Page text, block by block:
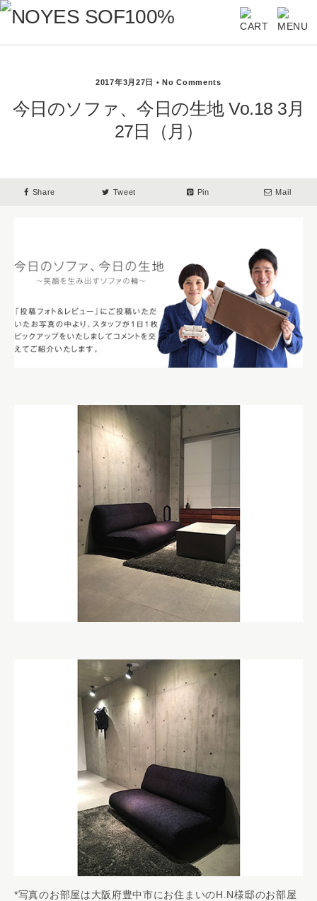
2017年3月27日 • No Comments
今日のソファ、今日の生地 Vo.18 3月
27日（月）
Share Tweet Pin Mail
*写真のお部屋は大阪府豊中市にお住まいのH.N様邸のお部屋